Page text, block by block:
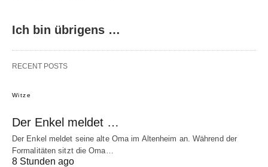
Ich bin übrigens …
RECENT POSTS
Witze
Der Enkel meldet …
Der Enkel meldet seine alte Oma im Altenheim an. Während der
Formalitäten sitzt die Oma…
8 Stunden ago